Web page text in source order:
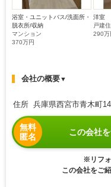
浴室・ユニットバス/洗面所・
脱衣所/収納
マンション
370万円
洋室
戸建
290万
会社の概要▼
住所 兵庫県西宮市青木町
無料
匿名
この会社
※リフォ
この会社をご